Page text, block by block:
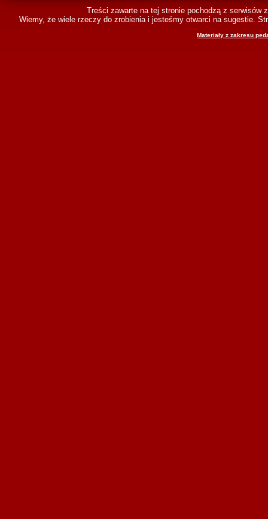
Treści zawarte na tej stronie pochodzą z
Wiemy, że wiele rzeczy do zrobienia i jesteśmy otwarci na sugestie.
Materiały z zakresu